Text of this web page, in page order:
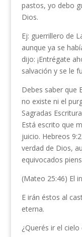
pastos, yo debo
Dios.
Ej: guerrillero de
aunque ya se
dijo: ¡Entrégate
salvación y se le
Debes saber que
no existe ni el
Sagradas
Está escrito que
juicio. Hebreos
verdad de Dios,
equivocados
(Mateo 25:46) El
E irán éstos al
eterna.
¿Querés ir el